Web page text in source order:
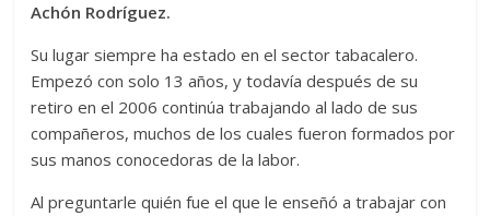
Achón Rodríguez.
Su lugar siempre ha estado en el sector tabacalero.
Empezó con solo 13 años, y todavía después de su
retiro en el 2006 continúa trabajando al lado de sus
compañeros, muchos de los cuales fueron formados por
sus manos conocedoras de la labor.
Al preguntarle quién fue el que le enseñó a trabajar con